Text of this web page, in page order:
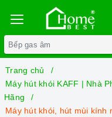
Trang chủ
Máy hút khói KAFF | Nhà
Hãng
Máy hút khói, hút mùi kính